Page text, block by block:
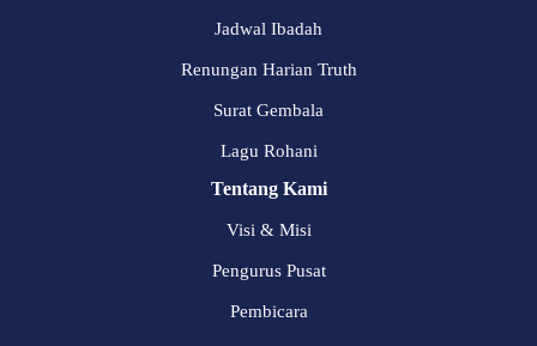
Jadwal Ibadah
Renungan Harian Truth
Surat Gembala
Lagu Rohani
Tentang Kami
Visi & Misi
Pengurus Pusat
Pembicara